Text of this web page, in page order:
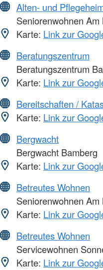
Alten- und
Seniorenwohnen Am
Karte: Link zur
Beratungszentrum
Beratungszentrum
Karte: Link zur
Bereitschaften /
Karte: Link zur
Bergwacht
Bergwacht Bamberg
Karte: Link zur
Betreutes Wohnen
Seniorenwohnen Am
Karte: Link zur
Betreutes Wohnen
Servicewohnen
Karte: Link zur